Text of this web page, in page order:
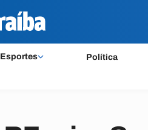
Esportes Política